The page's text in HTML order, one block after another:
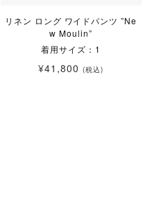
リネン ロング ワイドパンツ ”Ne
w Moulin”
着用サイズ：1
¥41,800 (税込)